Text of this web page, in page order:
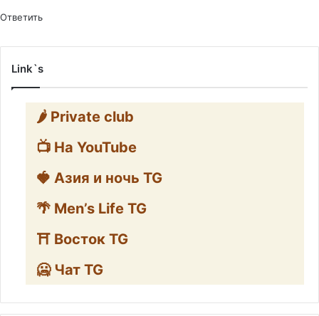
Ответить
Link`s
🌶️ Private club
📺 На YouTube
🍓 Азия и ночь TG
🌴 Men’s Life TG
⛩️ Восток TG
🥶 Чат TG